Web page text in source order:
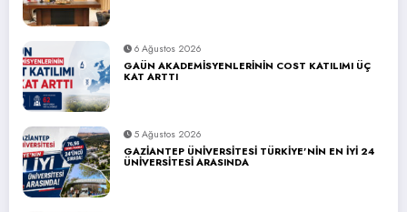
6 Ağustos 2026
GAÜN AKADEMİSYENLERİNİN COST KATILIMI ÜÇ
KAT ARTTI
5 Ağustos 2026
GAZİANTEP ÜNİVERSİTESİ TÜRKİYE’NİN EN İYİ 24
ÜNİVERSİTESİ ARASINDA